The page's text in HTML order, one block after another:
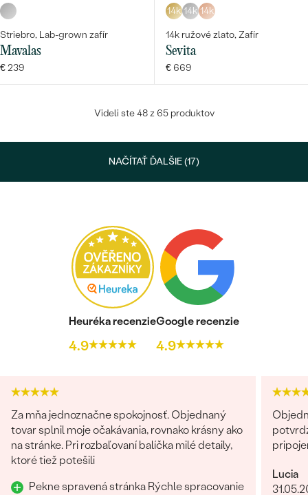
Striebro, Lab-grown zafír
Mavalas
€ 239
14k 14k 14k
14k ružové zlato, Zafír
Sevita
€ 669
Videli ste 48 z 65 produktov
NAČÍTAŤ ĎALŠIE (17)
Heuréka recenzie
4.9
Google recenzie
4.9
Za mňa jednoznačne spokojnosť. Objednaný
tovar splnil moje očakávania, rovnako krásny ako
na stránke. Pri rozbaľovaní balíčka milé detaily,
ktoré tiež potešili
Pekne spravená stránka Rýchle spracovanie
Lucia